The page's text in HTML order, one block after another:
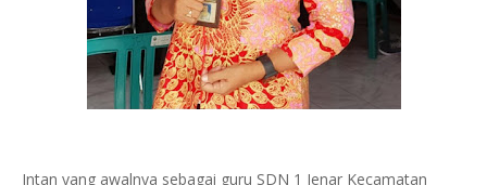
Intan yang awalnya sebagai guru SDN 1 Jenar Kecamatan